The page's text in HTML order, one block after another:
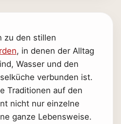
zu den stillen
, in denen der Alltag
Wasser und den
verbunden ist.
Traditionen auf den
nicht nur einzelne
ganze Lebensweise.